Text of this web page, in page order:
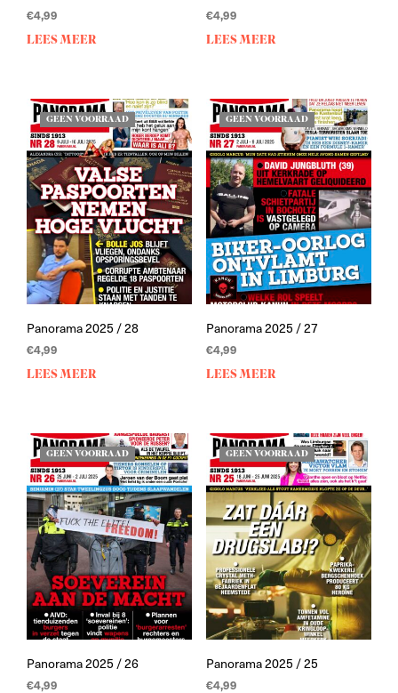
€4,99
LEES MEER
€4,99
LEES MEER
GEEN VOORRAAD
Panorama 2025 / 28
€4,99
LEES MEER
GEEN VOORRAAD
Panorama 2025 / 27
€4,99
LEES MEER
GEEN VOORRAAD
Panorama 2025 / 26
€4,99
GEEN VOORRAAD
Panorama 2025 / 25
€4,99